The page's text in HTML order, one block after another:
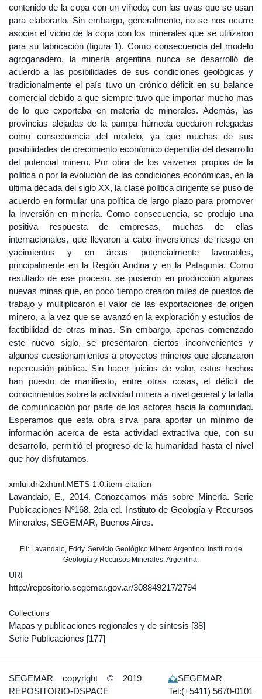
contenido de la copa con un viñedo, con las uvas que se usan
para elaborarlo. Sin embargo, generalmente, no se nos ocurre
asociar el vidrio de la copa con los minerales que se utilizaron
para su fabricación (figura 1). Como consecuencia del modelo
agroganadero, la minería argentina nunca se desarrolló de
acuerdo a las posibilidades de sus condiciones geológicas y
tradicionalmente el país tuvo un crónico déficit en su balance
comercial debido a que siempre tuvo que importar mucho mas
de lo que exportaba en materia de minerales. Además, las
provincias alejadas de la pampa húmeda quedaron relegadas
como consecuencia del modelo, ya que muchas de sus
posibilidades de crecimiento económico dependía del desarrollo
del potencial minero. Por obra de los vaivenes propios de la
política o por la evolución de las condiciones económicas, en la
última década del siglo XX, la clase política dirigente se puso de
acuerdo en formular una política de largo plazo para promover
la inversión en minería. Como consecuencia, se produjo una
positiva respuesta de empresas, muchas de ellas
internacionales, que llevaron a cabo inversiones de riesgo en
yacimientos y en áreas potencialmente favorables,
principalmente en la Región Andina y en la Patagonia. Como
resultado de ese proceso, se pusieron en producción algunas
nuevas minas que, en poco tiempo crearon miles de puestos de
trabajo y multiplicaron el valor de las exportaciones de origen
minero, a la vez que se avanzó en la exploración y estudios de
factibilidad de otras minas. Sin embargo, apenas comenzado
este nuevo siglo, se presentaron ciertos inconvenientes y
algunos cuestionamientos a proyectos mineros que alcanzaron
repercusión pública. Sin hacer juicios de valor, estos hechos
han puesto de manifiesto, entre otras cosas, el déficit de
conocimientos sobre la actividad minera a nivel general y la falta
de comunicación por parte de los actores hacia la comunidad.
Esperamos que esta obra sirva para aportar un mínimo de
información acerca de esta actividad extractiva que, con su
desarrollo, permitió el progreso de la humanidad hasta el nivel
que hoy disfrutamos.
xmlui.dri2xhtml.METS-1.0.item-citation
Lavandaio, E., 2014. Conozcamos más sobre Minería. Serie
Publicaciones Nº168. 2da ed. Instituto de Geología y Recursos
Minerales, SEGEMAR, Buenos Aires.
Fil: Lavandaio, Eddy. Servicio Geológico Minero Argentino. Instituto de
Geología y Recursos Minerales; Argentina.
URI
http://repositorio.segemar.gov.ar/308849217/2794
Collections
Mapas y publicaciones regionales y de síntesis [38]
Serie Publicaciones [177]
SEGEMAR copyright © 2019
REPOSITORIO-DSPACE
SEGEMAR
Tel:(+5411) 5670-0101